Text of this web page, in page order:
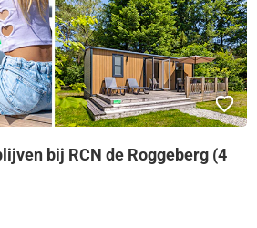
bij RCN de Roggeberg (4